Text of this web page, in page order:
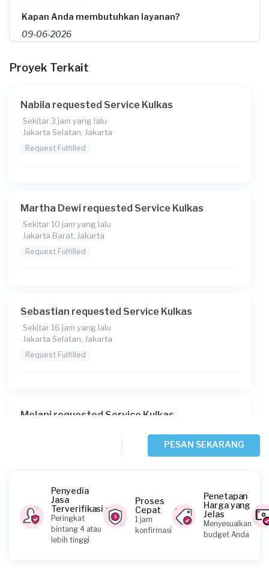
Kapan Anda membutuhkan layanan?
09-06-2026
09:00
Rp250.000 + Rp11.000 (biaya layanan)
Proyek Terkait
Nabila requested Service Kulkas
Sekitar 3 jam yang lalu
Jakarta Selatan, Jakarta
Request Fulfilled
Martha Dewi requested Service Kulkas
Sekitar 10 jam yang lalu
Jakarta Barat, Jakarta
Request Fulfilled
Sebastian requested Service Kulkas
Sekitar 16 jam yang lalu
Jakarta Selatan, Jakarta
Request Fulfilled
Melani requested Service Kulkas
Levie requested Service Kulkas
1 hari yang lalu
Jakarta Timur, Jakarta
PESAN SEKARANG
Penyedia
Jasa
Terverifikasi
Peringkat
bintang 4 atau
lebih tinggi
Proses
Cepat
1 jam
konfirmasi
Penetapan
Harga yang
Jelas
Menyesuaikan
budget Anda